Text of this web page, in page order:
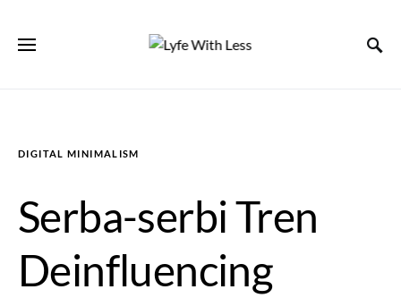
DIGITAL MINIMALISM
Serba-serbi Tren
Deinfluencing